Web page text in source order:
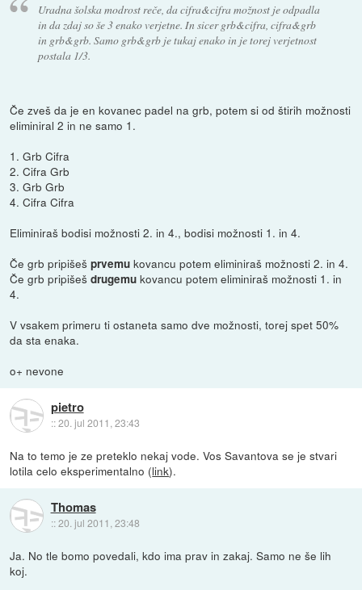
Uradna šolska modrost reče, da cifra&cifra možnost je odpadla
in da zdaj so še 3 enako verjetne. In sicer grb&cifra, cifra&grb
in grb&grb. Samo grb&grb je tukaj enako in je torej verjetnost
postala 1/3.
Če zveš da je en kovanec padel na grb, potem si od štirih možnosti
eliminiral 2 in ne samo 1.
1. Grb Cifra
2. Cifra Grb
3. Grb Grb
4. Cifra Cifra
Eliminiraš bodisi možnosti 2. in 4., bodisi možnosti 1. in 4.
Če grb pripišešprvemu kovancu potem eliminiraš možnosti 2. in 4.
Če grb pripišešdrugemu kovancu potem eliminiraš možnosti 1. in
4.
V vsakem primeru ti ostaneta samo dve možnosti, torej spet 50%
da sta enaka.
o+ nevone
pietro
::20. jul 2011, 23:43
Na to temo je ze preteklo nekaj vode. Vos Savantova se je stvari
lotila celo eksperimentalno (link).
Thomas
::20. jul 2011, 23:48
Ja. No tle bomo povedali, kdo ima prav in zakaj. Samo ne še lih
koj.